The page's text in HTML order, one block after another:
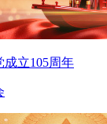
成立105周年